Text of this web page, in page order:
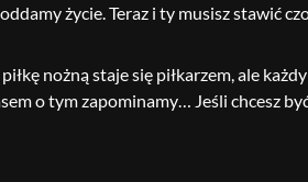
życie. Teraz i ty musisz stawić
nożną staje się piłkarzem, ale
o tym zapominamy… Jeśli chcesz